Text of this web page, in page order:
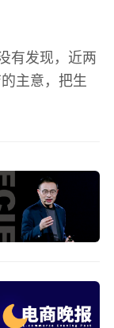
有发现，近两
主意，把生